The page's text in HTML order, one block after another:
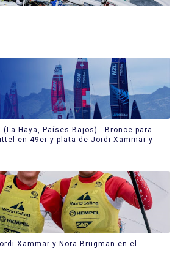
Haya, Países Bajos) - Bronce para
en 49er y plata de Jordi Xammar y
Xammar y Nora Brugman en el